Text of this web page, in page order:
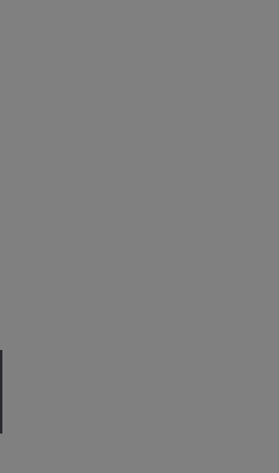
múltiples